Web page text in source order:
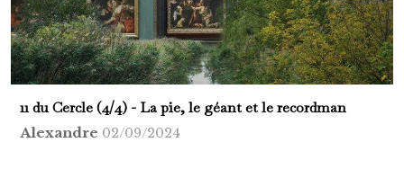
11 du Cercle (4/4) - La pie, le géant et le recordman
Alexandre 02/09/2024